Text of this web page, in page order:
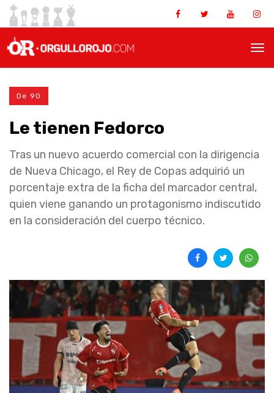
De 90
Le tienen Fedorco
Tras un nuevo acuerdo comercial con la dirigencia
de Nueva Chicago, el Rey de Copas adquirió un
porcentaje extra de la ficha del marcador central,
quien viene ganando un protagonismo indiscutido
en la consideración del cuerpo técnico.